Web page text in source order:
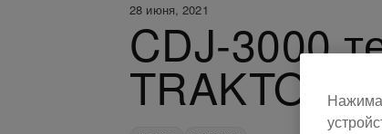
28 июня, 2021
CDJ-3000
TRAKTOR